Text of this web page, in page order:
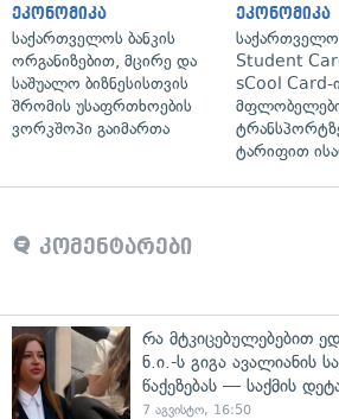
ეკონომიკა
საქართველოს ბანკის
ორგანიზებით, მცირე და
საშუალო ბიზნესისთვის
შრომის უსაფრთხოების
ვორკშოპი გაიმართა
ეკონომიკა
Student
sCool Card-
მფლობელები
ტარიფით
კომენტარები
რა მტკიცებულებებით
ნ.ი.-ს გიგა ავალიანის
წაქეზებას — საქმის
7 აგვისტო, 16:50